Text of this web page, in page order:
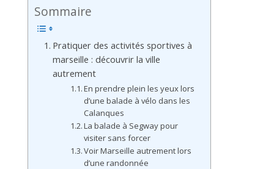
Sommaire
Pratiquer des activités sportives à
marseille : découvrir la ville
autrement
En prendre plein les yeux lors
d’une balade à vélo dans les
Calanques
La balade à Segway pour
visiter sans forcer
Voir Marseille autrement lors
d’une randonnée